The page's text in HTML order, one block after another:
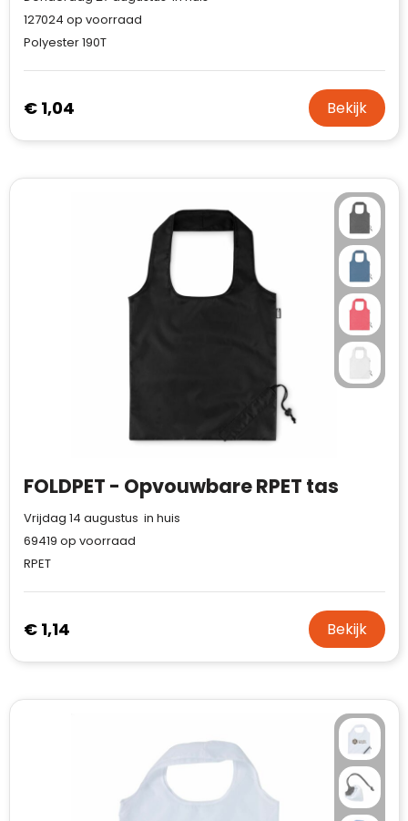
127024 op voorraad
Polyester 190T
€ 1,04 Bekijk
FOLDPET - Opvouwbare RPET tas
Vrijdag 14 augustus in huis
69419 op voorraad
RPET
€ 1,14 Bekijk